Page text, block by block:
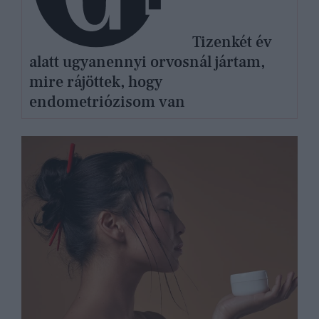
Tizenkét év
alatt ugyanennyi orvosnál jártam,
mire rájöttek, hogy
endometriózisom van